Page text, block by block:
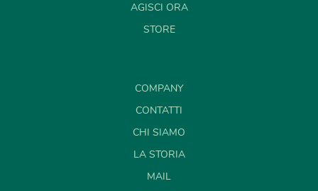
AGISCI ORA
STORE
COMPANY
CONTATTI
CHI SIAMO
LA STORIA
MAIL